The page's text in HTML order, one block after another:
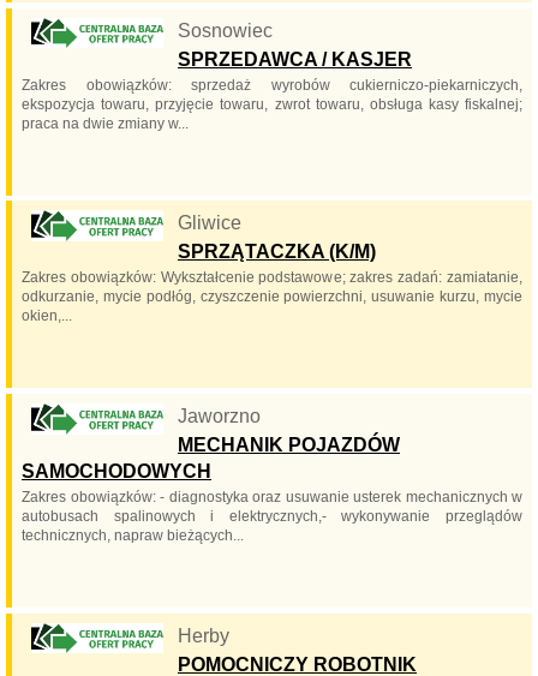
Sosnowiec
SPRZEDAWCA / KASJER
Zakres obowiązków: sprzedaż wyrobów cukierniczo-piekarniczych,
ekspozycja towaru, przyjęcie towaru, zwrot towaru, obsługa kasy fiskalnej;
praca na dwie zmiany w...
Gliwice
SPRZĄTACZKA (K/M)
Zakres obowiązków: Wykształcenie podstawowe; zakres zadań: zamiatanie,
odkurzanie, mycie podłóg, czyszczenie powierzchni, usuwanie kurzu, mycie
okien,...
Jaworzno
MECHANIK POJAZDÓW
SAMOCHODOWYCH
Zakres obowiązków: - diagnostyka oraz usuwanie usterek mechanicznych w
autobusach spalinowych i elektrycznych,- wykonywanie przeglądów
technicznych, napraw bieżących...
Herby
POMOCNICZY ROBOTNIK